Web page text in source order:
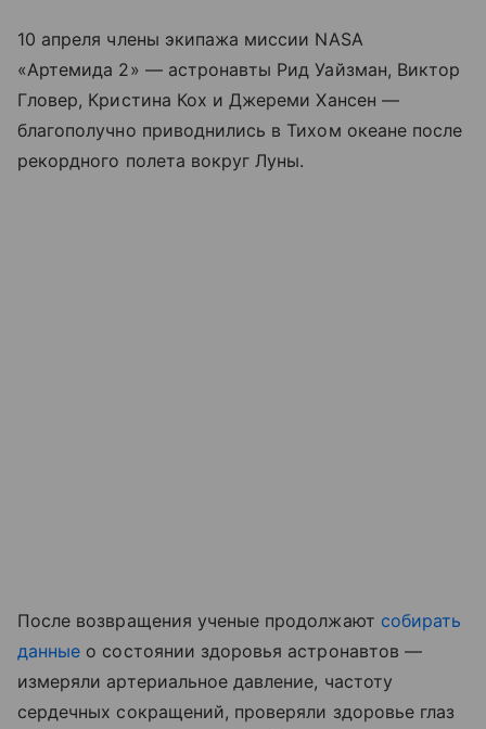
10 апреля члены экипажа миссии NASA
«Артемида 2» — астронавты Рид Уайзман, Виктор
Гловер, Кристина Кох и Джереми Хансен —
благополучно приводнились в Тихом океане после
рекордного полета вокруг Луны.
После возвращения ученые продолжают собирать
данные о состоянии здоровья астронавтов —
измеряли артериальное давление, частоту
сердечных сокращений, проверяли здоровье глаз